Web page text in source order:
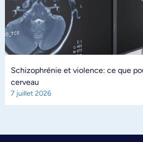
Schizophrénie et violence: ce que
cerveau
7 juillet 2026